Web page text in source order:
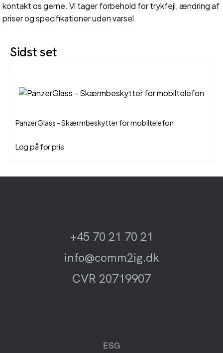
kontakt os gerne. Vi tager forbehold for trykfejl, ændring af
priser og specifikationer uden varsel.
Sidst set
PanzerGlass - Skærmbeskytter for mobiltelefon
Log på for pris
+45 70 21 70 21
info@comm2ig.dk
CVR 20719907
ESG